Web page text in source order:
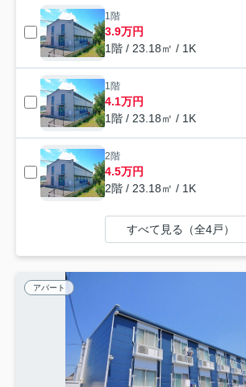
1階
3.9万円
1階 / 23.18㎡ / 1K
1階
4.1万円
1階 / 23.18㎡ / 1K
2階
4.5万円
2階 / 23.18㎡ / 1K
すべて見る（全4戸）
アパート